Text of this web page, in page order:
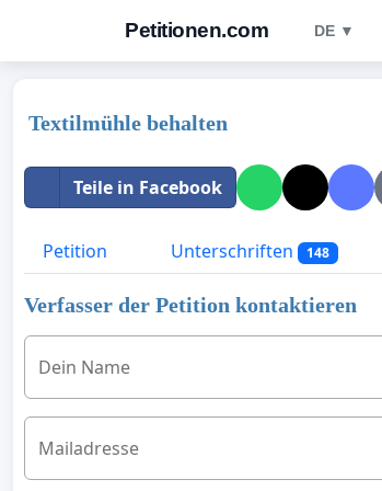
Petitionen.com DE ▼
Textilmühle behalten
Teile in Facebook
Petition Unterschriften 148
Verfasser der Petition kontaktieren
Dein Name
Mailadresse